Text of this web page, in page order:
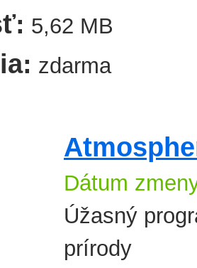
5,62 MB
zdarma
Dátum
Úžasný
prírody